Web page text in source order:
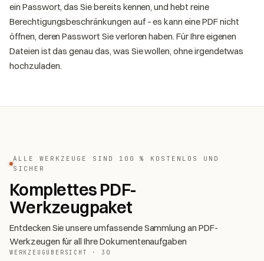
ein Passwort, das Sie bereits kennen, und hebt reine
Berechtigungsbeschränkungen auf – es kann eine PDF nicht
öffnen, deren Passwort Sie verloren haben. Für Ihre eigenen
Dateien ist das genau das, was Sie wollen, ohne irgendetwas
hochzuladen.
ALLE WERKZEUGE SIND 100 % KOSTENLOS UND
SICHER
Komplettes PDF-
Werkzeugpaket
Entdecken Sie unsere umfassende Sammlung an PDF-
Werkzeugen für all Ihre Dokumentenaufgaben
WERKZEUGÜBERSICHT · 30